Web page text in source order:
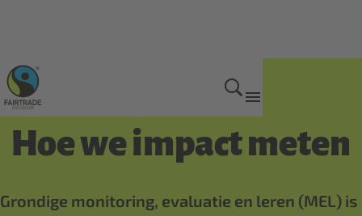
Onze impact
Hoe we impact meten
Grondige monitoring, evaluatie en leren (MEL) is